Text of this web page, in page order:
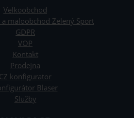
Velkoobchod
maloobchod Zelený Sport
GDPR
VOP
Kontakt
Prodejna
CZ konfigurator
Blaser
Služby